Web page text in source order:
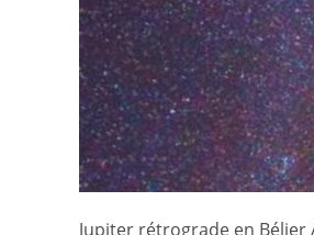
Jupiter rétrograde en